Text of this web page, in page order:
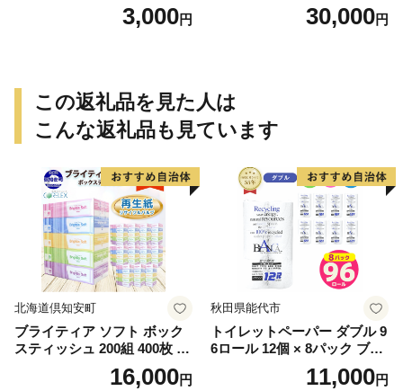
3,000円 30,000円
この返礼品を見た人は
こんな返礼品も見ています
北海道倶知安町
ブライティア ソフト ボック
スティッシュ 200組 400枚 60
箱 日本製 まとめ買い ティッ
シュ リサイクル 長持 防災 常
16,000円
秋田県能代市
トイレットペーパー ダブル 9
6ロール 12個 × 8パック ブラ
ンカ 再生紙 100％ 芯あり 日
用品 消耗品 無香料 生活用品
11,000円